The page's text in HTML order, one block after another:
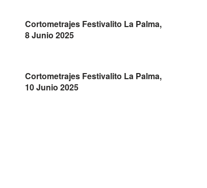
Cortometrajes Festivalito La Palma,
8 Junio 2025
Cortometrajes Festivalito La Palma,
10 Junio 2025